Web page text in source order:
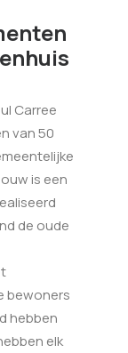
Carree
van 50
is een
de oude
bewoners
hebben
elk